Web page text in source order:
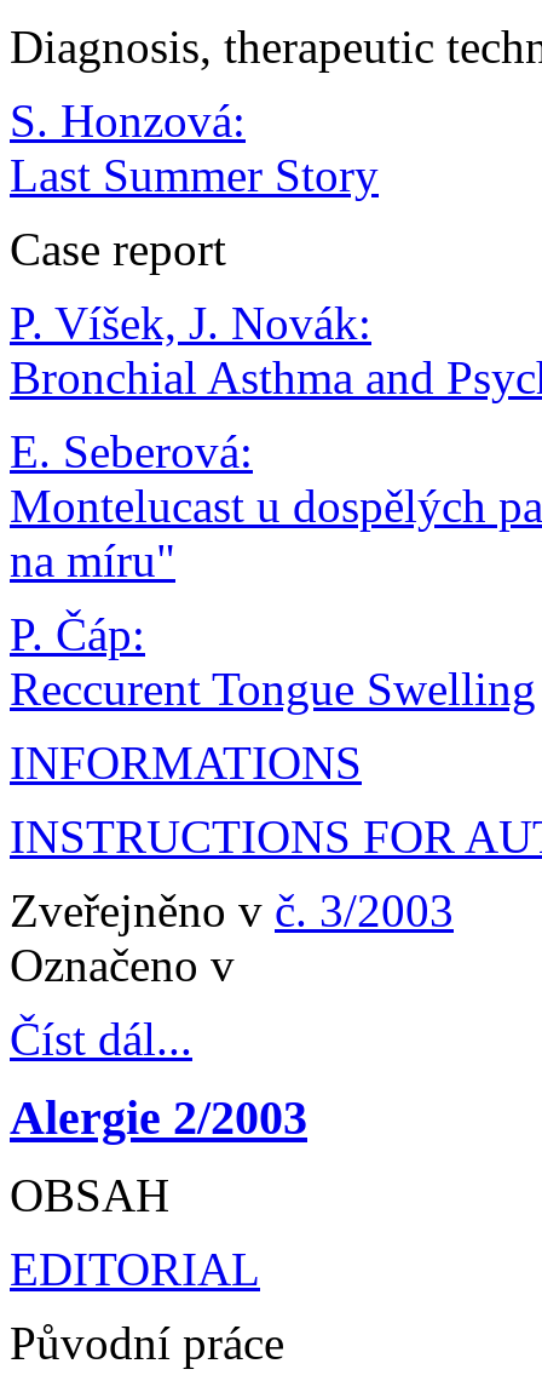
Diagnosis, therapeutic
S. Honzová:
Last Summer Story
Case report
P. Víšek, J. Novák:
Bronchial Asthma and
E. Seberová:
Montelucast u dospělých
na míru"
P. Čáp:
Reccurent Tongue Swelling
INFORMATIONS
INSTRUCTIONS FOR
Zveřejněno v č. 3/2003
Označeno v
Číst dál...
Alergie 2/2003
OBSAH
EDITORIAL
Původní práce